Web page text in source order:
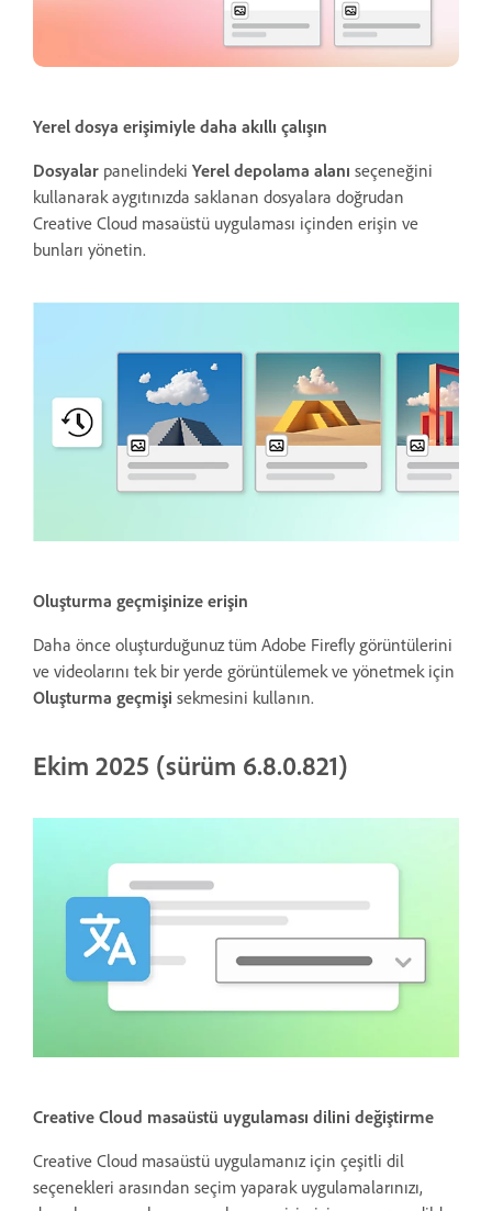
Yerel dosya erişimiyle daha akıllı çalışın
Dosyalar panelindeki Yerel depolama alanı seçeneğini
kullanarak aygıtınızda saklanan dosyalara doğrudan
Creative Cloud masaüstü uygulaması içinden erişin ve
bunları yönetin.
Oluşturma geçmişinize erişin
Daha önce oluşturduğunuz tüm Adobe Firefly görüntülerini
ve videolarını tek bir yerde görüntülemek ve yönetmek için
Oluşturma geçmişi sekmesini kullanın.
Ekim 2025 (sürüm 6.8.0.821)
Creative Cloud masaüstü uygulaması dilini değiştirme
Creative Cloud masaüstü uygulamanız için çeşitli dil
seçenekleri arasından seçim yaparak uygulamalarınızı,